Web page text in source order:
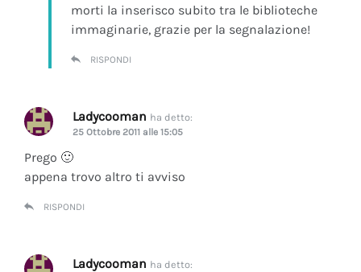
morti la inserisco subito tra le biblioteche
immaginarie, grazie per la segnalazione!
RISPONDI
Ladycooman ha detto:
25 Ottobre 2011 alle 15:05
Prego 🙂
appena trovo altro ti avviso
RISPONDI
Ladycooman ha detto: